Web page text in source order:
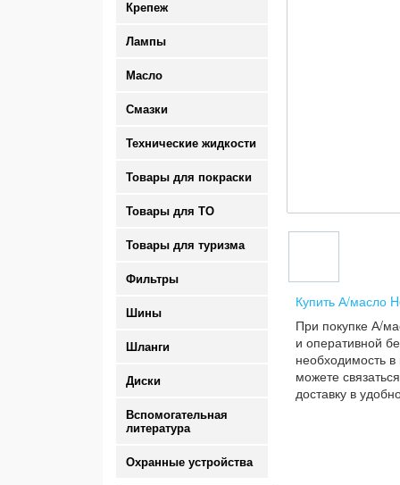
Крепеж
Лампы
Масло
Смазки
Технические жидкости
Товары для покраски
Товары для ТО
Товары для туризма
Фильтры
Шины
Шланги
Диски
Вспомогательная
литература
Охранные устройства
Купить А/масло
При покупке А/
и оперативной
необходимость
можете
доставку в